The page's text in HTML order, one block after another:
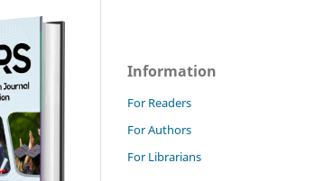
Information
For Readers
For Authors
For Librarians